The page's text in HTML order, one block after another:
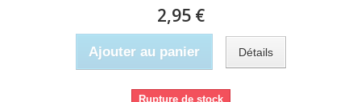
2,95 €
Ajouter au panier Détails
Rupture de stock